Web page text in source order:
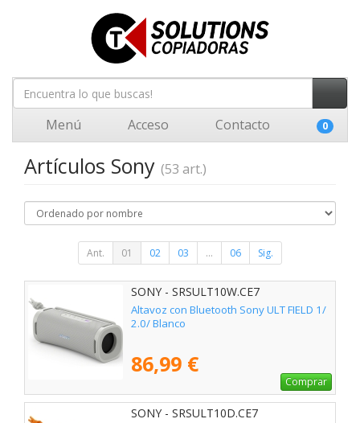
Menú Acceso Contacto 0
Artículos Sony (53 art.)
Ant. 01 02 03 ... 06 Sig.
SONY - SRSULT10W.CE7
Altavoz con Bluetooth Sony ULT FIELD 1/
2.0/ Blanco
86,99 €
Comprar
SONY - SRSULT10D.CE7